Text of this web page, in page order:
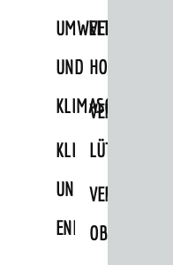
UMWELT-
UND
KLIMASCHUTZ
KLIMASCHUTZ
UND